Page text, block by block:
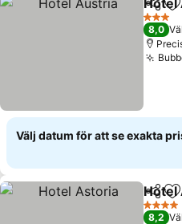
Dela
Hotel
3 Stjärnor
8,0
Välj datum för att se exakta
Dela
Hotel
4 Stjärnor
8,2